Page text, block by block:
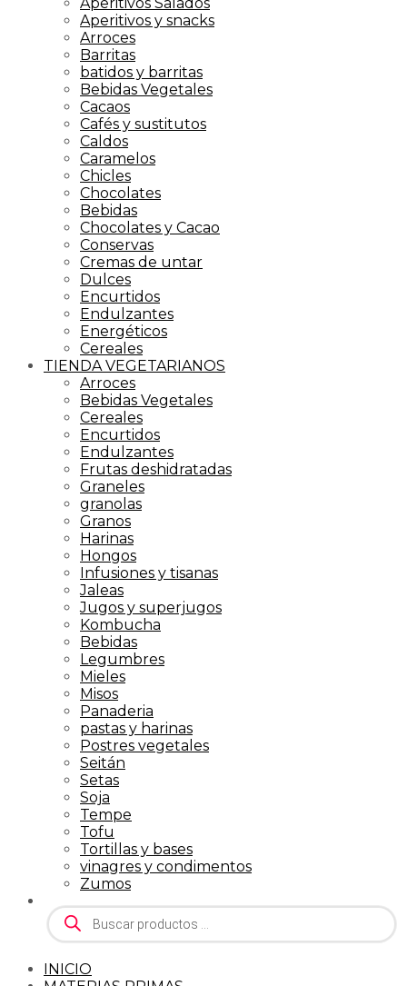
Aperitivos y snacks
Arroces
Barritas
batidos y barritas
Bebidas Vegetales
Cacaos
Cafés y sustitutos
Caldos
Caramelos
Chicles
Chocolates
Bebidas
Chocolates y Cacao
Conservas
Cremas de untar
Dulces
Encurtidos
Endulzantes
Energéticos
Cereales
TIENDA VEGETARIANOS
Arroces
Bebidas Vegetales
Cereales
Encurtidos
Endulzantes
Frutas deshidratadas
Graneles
granolas
Granos
Harinas
Hongos
Infusiones y tisanas
Jaleas
Jugos y superjugos
Kombucha
Bebidas
Legumbres
Mieles
Misos
Panaderia
pastas y harinas
Postres vegetales
Seitán
Setas
Soja
Tempe
Tofu
Tortillas y bases
vinagres y condimentos
Zumos
Búsqueda
de
productos
INICIO